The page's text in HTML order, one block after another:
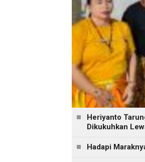
Heriyanto
Dikukuhkan
Hadapi